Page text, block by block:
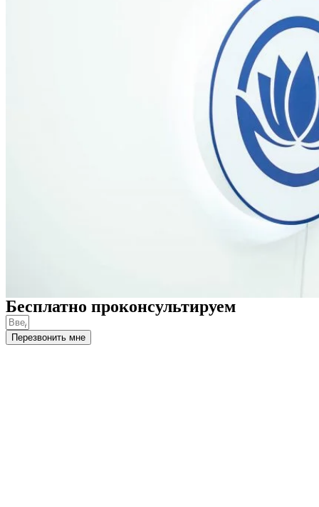
Бесплатно проконсультируем
Перезвонить мне